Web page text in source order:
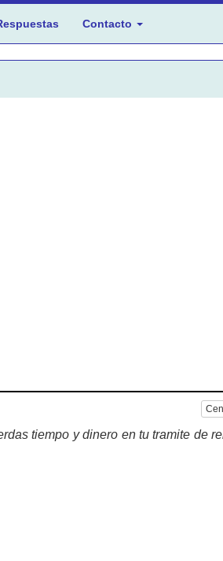
Contacto
tiempo y dinero en tu tramite de